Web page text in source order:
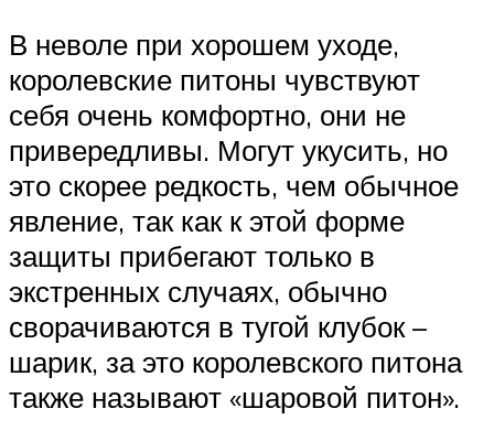
В неволе при хорошем уходе,
королевские питоны чувствуют
себя очень комфортно, они не
привередливы. Могут укусить, но
это скорее редкость, чем обычное
явление, так как к этой форме
защиты прибегают только в
экстренных случаях, обычно
сворачиваются в тугой клубок –
шарик, за это королевского питона
также называют «шаровой питон».